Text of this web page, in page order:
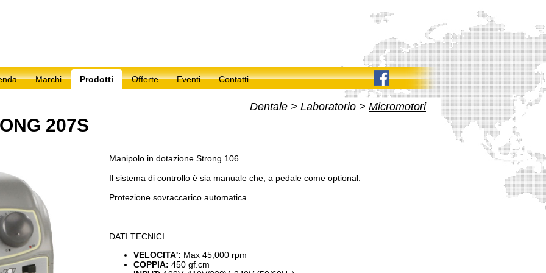
Marchi Prodotti
Crogioli ceramici
Crogioli per forni a induzione
Forni elettrici
Macchine per marcatura
Micromotori
Offerte Eventi Contatti
Dentale > Laboratorio > Micromotori
207S
Manipolo in dotazione Strong 106.
Il sistema di controllo è sia manuale che, a pedale come optional.
Protezione sovraccarico automatica.
DATI TECNICI
VELOCITA': Max 45,000 rpm
COPPIA: 450 gf.cm